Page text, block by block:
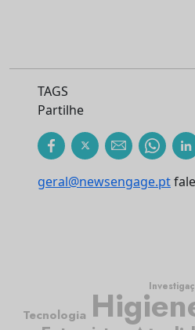
TAGS
Partilhe
geral@newsengage.pt
Tecnologia